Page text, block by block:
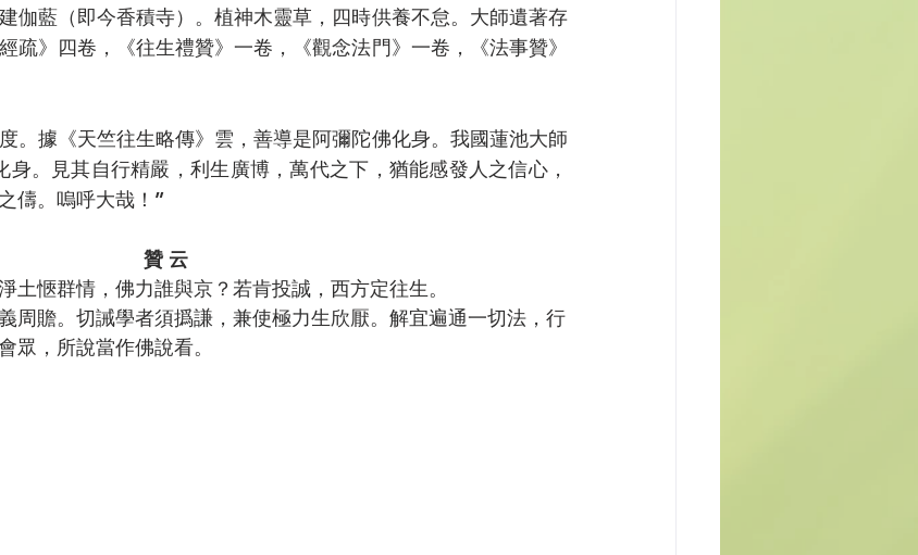
伽藍（即今香積寺）。植神木靈草，四時供養不怠。大師遺著存
疏》四卷，《往生禮贊》一卷，《觀念法門》一卷，《法事贊》
。據《天竺往生略傳》雲，善導是阿彌陀佛化身。我國蓮池大師
身。見其自行精嚴，利生廣博，萬代之下，猶能感發人之信心，
儔。嗚呼大哉！”
贊 云
土愜群情，佛力誰與京？若肯投誠，西方定往生。
周贍。切誡學者須撝謙，兼使極力生欣厭。解宜遍通一切法，行
眾，所說當作佛說看。